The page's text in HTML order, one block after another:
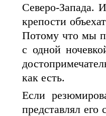
Северо-Запада.
крепости
Потому что мы
с одной
как есть.
Если
представлял